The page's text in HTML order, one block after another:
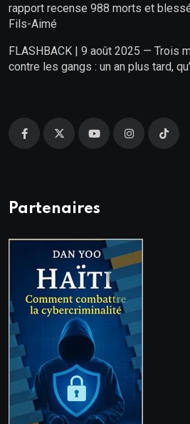
rapport recense 988 morts et
Fils-Aimé
FLASHBACK | 9 août 2025 — Trois
contre les gangs : un an plus tard,
Partenaires